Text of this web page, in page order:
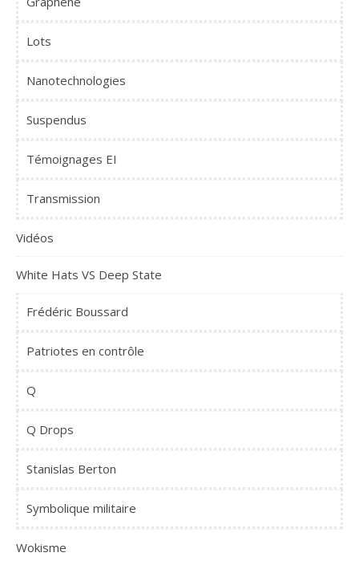
Lots
Nanotechnologies
Suspendus
Témoignages EI
Transmission
Vidéos
White Hats VS Deep State
Frédéric Boussard
Patriotes en contrôle
Q
Q Drops
Stanislas Berton
Symbolique militaire
Wokisme